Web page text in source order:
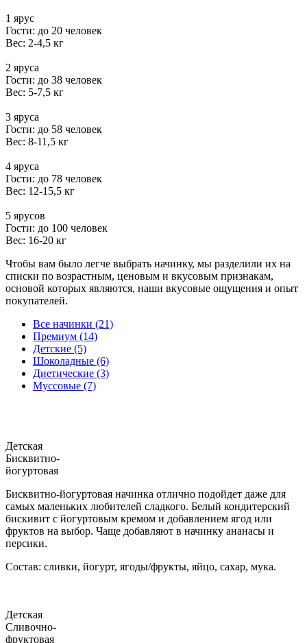
1 ярус
Гости: до 20 человек
Вес: 2-4,5 кг
2 яруса
Гости: до 38 человек
Вес: 5-7,5 кг
3 яруса
Гости: до 58 человек
Вес: 8-11,5 кг
4 яруса
Гости: до 78 человек
Вес: 12-15,5 кг
5 ярусов
Гости: до 100 человек
Вес: 16-20 кг
Чтобы вам было легче выбрать начинку, мы разделили их на
списки по возрастным, ценовым и вкусовым признакам,
основой которых являются, наши вкусовые ощущения и опыт
покупателей.
Все начинки (21)
Премиум (14)
Детские (5)
Шоколадные (6)
Диетические (3)
Муссовые (7)
Детская
Бисквитно-
йогуртовая
Бисквитно-йогуртовая начинка отлично подойдет даже для
самых маленьких любителей сладкого. Белый кондитерский
бискивит с йогуртовым кремом и добавлением ягод или
фруктов на выбор. Чаще добавляют в начинку ананасы и
персики.
Состав: сливки, йогурт, ягоды/фрукты, яйцо, сахар, мука.
Детская
Сливочно-
фруктовая